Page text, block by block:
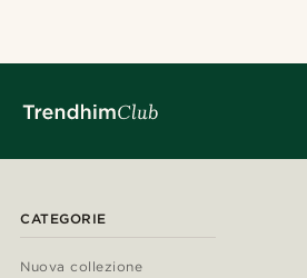
CATEGORIE
Nuova collezione